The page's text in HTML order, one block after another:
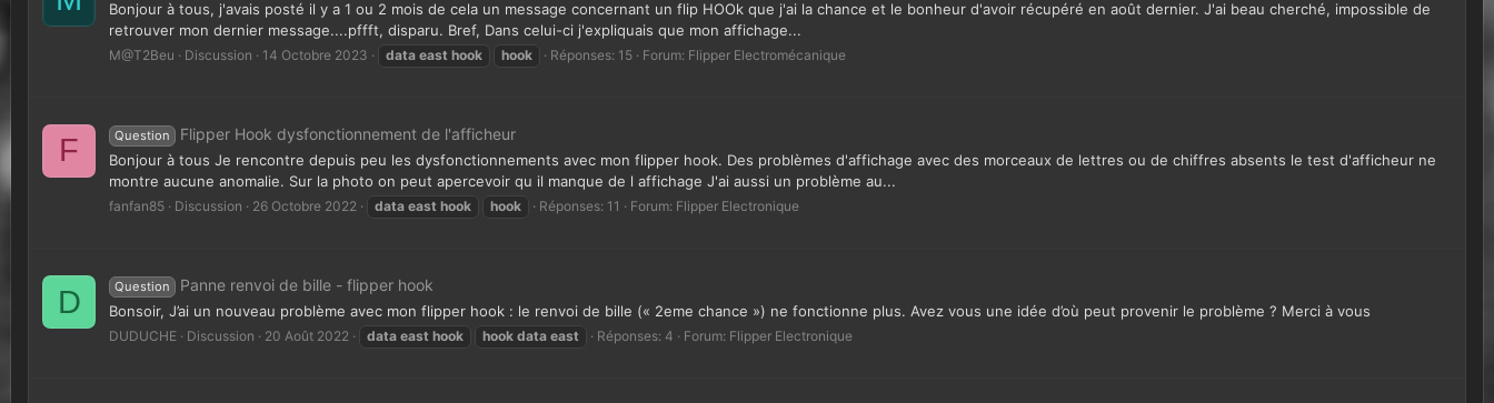
Bonjour à tous, j'avais posté il y a 1 ou 2 mois de cela un message concernant un flip HOOk que j'ai la chance et le bonheur d'avoir récupéré en août dernier. J'ai beau cherché, impossible de
retrouver mon dernier message....pffft, disparu. Bref, Dans celui-ci j'expliquais que mon affichage...
M@T2Beu Discussion 14 Octobre 2023 data east hook hook Réponses: 15 Forum: Flipper Electromécanique
F Question Flipper Hook dysfonctionnement de l'afficheur
Bonjour à tous Je rencontre depuis peu les dysfonctionnements avec mon flipper hook. Des problèmes d'affichage avec des morceaux de lettres ou de chiffres absents le test d'afficheur ne
montre aucune anomalie. Sur la photo on peut apercevoir qu il manque de l affichage J'ai aussi un problème au...
fanfan85 Discussion 26 Octobre 2022 data east hook hook Réponses: 11 Forum: Flipper Electronique
D Question Panne renvoi de bille - flipper hook
Bonsoir, J’ai un nouveau problème avec mon flipper hook : le renvoi de bille (« 2eme chance ») ne fonctionne plus. Avez vous une idée d’où peut provenir le problème ? Merci à vous
DUDUCHE Discussion 20 Août 2022 data east hook hook data east Réponses: 4 Forum: Flipper Electronique